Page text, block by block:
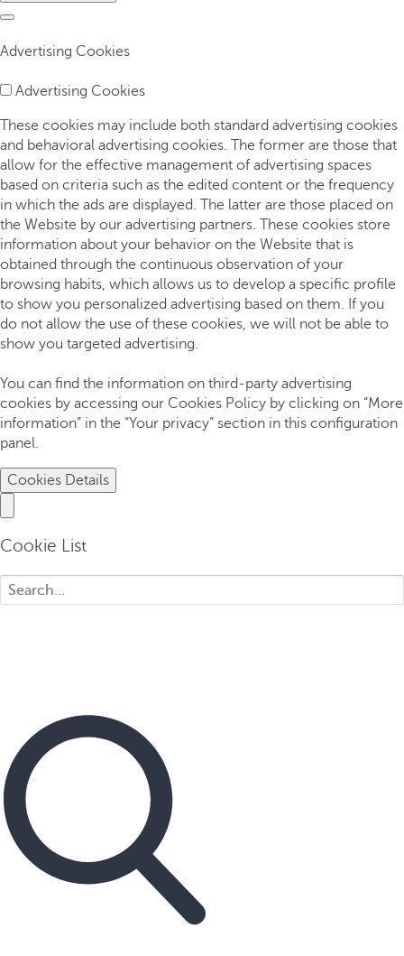
Advertising Cookies
Advertising Cookies
These cookies may include both standard advertising cookies
and behavioral advertising cookies. The former are those that
allow for the effective management of advertising spaces
based on criteria such as the edited content or the frequency
in which the ads are displayed. The latter are those placed on
the Website by our advertising partners. These cookies store
information about your behavior on the Website that is
obtained through the continuous observation of your
browsing habits, which allows us to develop a specific profile
to show you personalized advertising based on them. If you
do not allow the use of these cookies, we will not be able to
show you targeted advertising.
You can find the information on third-party advertising
cookies by accessing our Cookies Policy by clicking on “More
information” in the “Your privacy” section in this configuration
panel.
Cookies Details
Cookie List